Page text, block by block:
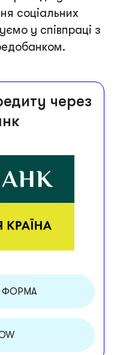
соціальних
у співпраці з
через
ФОРМА